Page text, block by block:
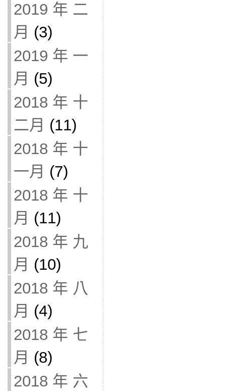
2019 年 二
月 (3)
2019 年 一
月 (5)
2018 年 十
二月 (11)
2018 年 十
一月 (7)
2018 年 十
月 (11)
2018 年 九
月 (10)
2018 年 八
月 (4)
2018 年 七
月 (8)
2018 年 六